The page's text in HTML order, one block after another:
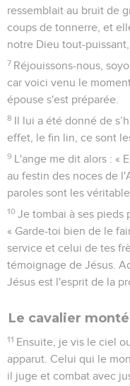
ressemblait au bruit de
coups de tonnerre, et
notre Dieu tout-
7 Réjouissons-nous,
car voici venu le
épouse s'est préparée.
8 Il lui a été donné de
effet, le fin lin, ce sont
9 L'ange me dit alors : «
au festin des noces de
paroles sont les
10 Je tombai à ses pieds
« Garde-toi bien de le
service et celui de tes
témoignage de Jésus.
Jésus est l'esprit de la
Le cavalier
11 Ensuite, je vis le ciel
apparut. Celui qui le
il juge et combat avec